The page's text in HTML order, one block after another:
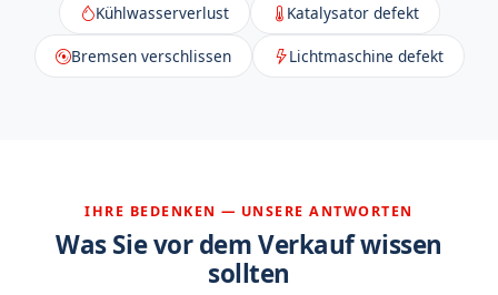
Kühlwasserverlust Katalysator defekt
Bremsen verschlissen Lichtmaschine defekt
IHRE BEDENKEN — UNSERE ANTWORTEN
Was Sie vor dem Verkauf wissen
sollten